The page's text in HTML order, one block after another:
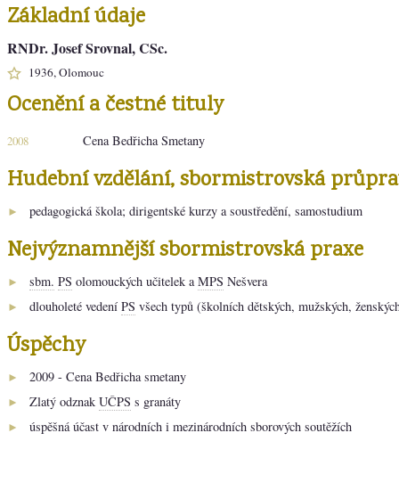
Základní údaje
RNDr. Josef Srovnal, CSc.
1936, Olomouc
Ocenění a čestné tituly
2008 Cena Bedřicha Smetany
Hudební vzdělání, sbormistrovská
► pedagogická škola; dirigentské kurzy a soustředění, samostudium
Nejvýznamnější sbormistrovská praxe
► sbm. PS olomouckých učitelek a MPS Nešvera
► dlouholeté vedení PS všech typů (školních dětských, mužských,
Úspěchy
► 2009 - Cena Bedřicha smetany
► Zlatý odznak UČPS s granáty
► úspěšná účast v národních i mezinárodních sborových soutěžích